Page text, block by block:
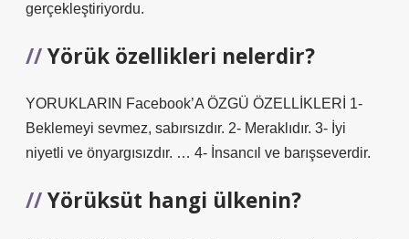
gerçekleştiriyordu.
Yörük özellikleri nelerdir?
YORUKLARIN Facebook’A ÖZGÜ ÖZELLİKLERİ 1-
Beklemeyi sevmez, sabırsızdır. 2- Meraklıdır. 3- İyi
niyetli ve önyargısızdır. … 4- İnsancıl ve barışseverdir.
Yörüksüt hangi ülkenin?